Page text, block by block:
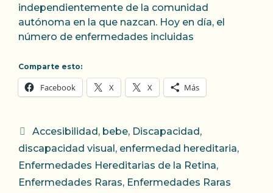
independientemente de la comunidad
autónoma en la que nazcan. Hoy en día, el
número de enfermedades incluidas
Comparte esto:
Facebook X X Más
Categorías
Accesibilidad , bebe, Discapacidad ,
discapacidad visual , enfermedad hereditaria,
Enfermedades Hereditarias de la Retina,
Enfermedades Raras, Enfermedades Raras